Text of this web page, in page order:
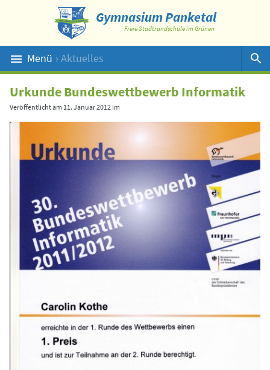
Gymnasium Panketal
Freie Stadtrandschule im Grünen
Menü › Aktuelles
Suche
Urkunde Bundeswettbewerb Informatik
Veröffentlicht am 11. Januar 2012 im